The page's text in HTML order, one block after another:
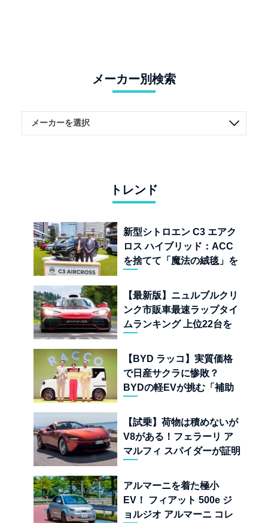
メーカー別検索
トレンド
新型シトロエン C3 エアク
ロス ハイブリッド：ACC
を捨てて「魔法の絨毯」を
児
【最新版】ニュルブルクリ
ンク市販車最速ラップタイ
ムランキング 上位22台を
【BYD ラッコ】実質価格
で日産サクラに惨敗？
BYDの軽EVが挑む「補助
界
【試乗】荷物は積めないが
V8がある！フェラーリ ア
マルフィ スパイダーが証明
ーの至福
アルマーニを着た極小
EV！ フィアット 500e ジ
ョルジオ アルマーニ コレ